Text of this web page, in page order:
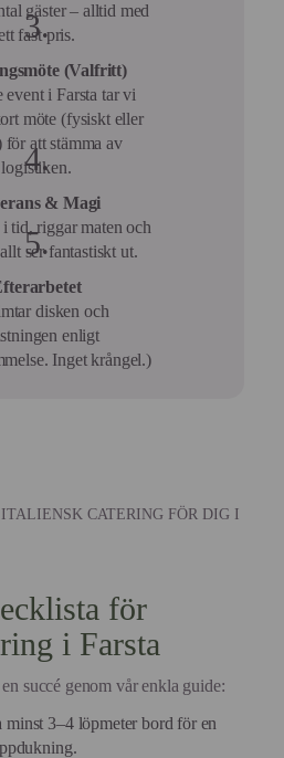
gäster – alltid med
fast pris.
(Valfritt)
event i Farsta tar vi
möte (fysiskt eller
för att stämma av
logistiken.
& Magi
tid, riggar maten och
ser fantastiskt ut.
disken och
enligt
Inget krångel.)
CATERING FÖR DIG I
för
i Farsta
succé genom vår enkla guide:
minst 3–4 löpmeter bord för en